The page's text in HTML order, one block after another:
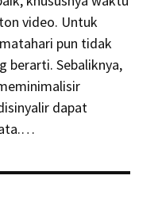
video. Untuk
pun tidak
berarti. Sebaliknya,
dapat